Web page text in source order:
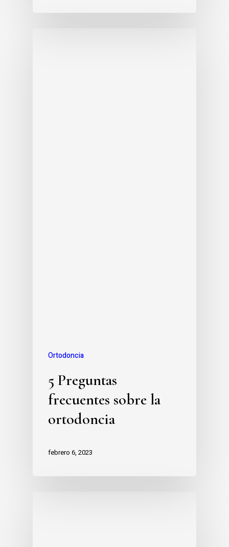
Ortodoncia
5 Preguntas
frecuentes sobre la
ortodoncia
febrero 6, 2023